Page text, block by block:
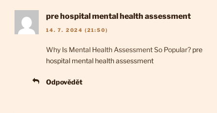
pre hospital mental health assessment
14. 7. 2024 (21:50)
Why Is Mental Health Assessment So Popular? pre
hospital mental health assessment
Odpovědět